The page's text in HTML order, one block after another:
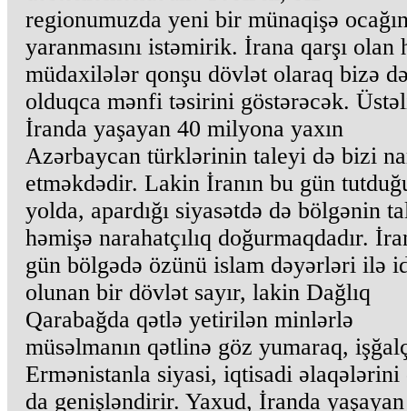
regionumuzda yeni bir münaqişə
yaranmasını istəmirik. İrana qarşı olan
müdaxilələr qonşu dövlət olaraq bizə
olduqca mənfi təsirini göstərəcək.
İranda yaşayan 40 milyona yaxın
Azərbaycan türklərinin taleyi də bizi
etməkdədir. Lakin İranın bu gün
yolda, apardığı siyasətdə də bölgənin
həmişə narahatçılıq doğurmaqdadır.
gün bölgədə özünü islam dəyərləri ilə
olunan bir dövlət sayır, lakin Dağlıq
Qarabağda qətlə yetirilən minlərlə
müsəlmanın qətlinə göz yumaraq,
Ermənistanla siyasi, iqtisadi əlaqələrini
da genişləndirir. Yaxud, İranda